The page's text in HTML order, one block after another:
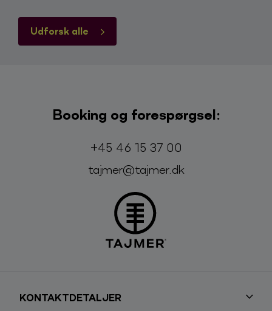
Udforsk alle
Booking og forespørgsel:
Telefon:
+45 46 15 37 00
E-mail:
tajmer@tajmer.dk
KONTAKTDETALJER